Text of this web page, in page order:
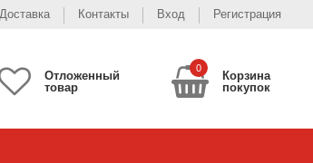
Доставка Контакты Вход Регистрация
Отложенный
товар
0
Корзина
покупок